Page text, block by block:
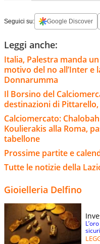
Seguici su: Google Discover
Leggi anche:
Italia, Palestra manda
motivo del no all’Inter e
Donnarumma
Il Borsino del
destinazioni di
Calciomercato:
Koulierakis alla Roma,
tabellone
Prossime partite e
Tutte le notizie della
Gioielleria Delfino
sicuri